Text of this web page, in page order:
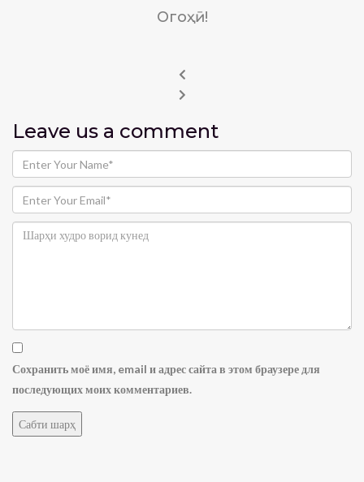
Огоҳӣ!
Leave us a comment
Сохранить моё имя, email и адрес сайта в этом браузере для
последующих моих комментариев.